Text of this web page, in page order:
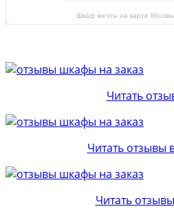
Шкаф мечты на карте
Читать
Читать отзывы
Читать